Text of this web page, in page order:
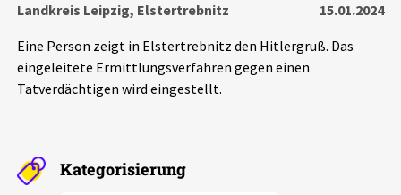
Chronik
Dossiers
Schlaglichter
Landkreis Leipzig, Elstertrebnitz
15.01.2024
Eine Person zeigt in Elstertrebnitz den Hitlergruß. Das
eingeleitete Ermittlungsverfahren gegen einen
Tatverdächtigen wird eingestellt.
Kategorisierung
Ereignisse Statistik
Exportieren Filter Erklärungen